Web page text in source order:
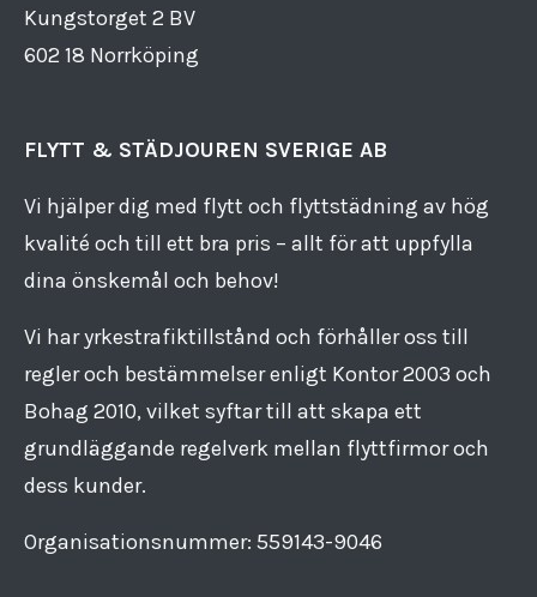
Kungstorget 2 BV
602 18 Norrköping
FLYTT & STÄDJOUREN SVERIGE AB
Vi hjälper dig med flytt och flyttstädning av hög
kvalité och till ett bra pris – allt för att uppfylla
dina önskemål och behov!
Vi har yrkestrafiktillstånd och förhåller oss till
regler och bestämmelser enligt Kontor 2003 och
Bohag 2010, vilket syftar till att skapa ett
grundläggande regelverk mellan flyttfirmor och
dess kunder.
Organisationsnummer: 559143​-​9046